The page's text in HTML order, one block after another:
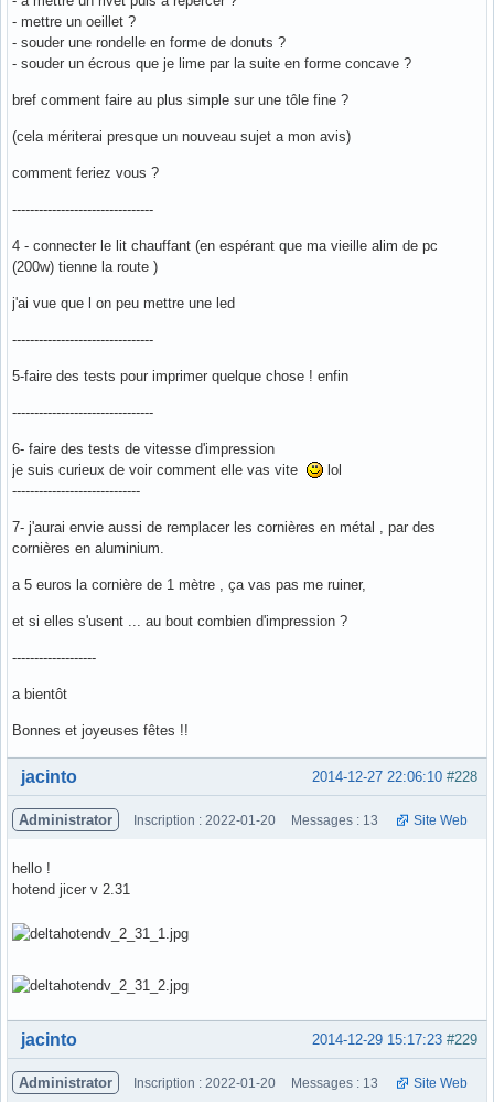
- mettre un oeillet ?
- souder une rondelle en forme de donuts ?
- souder un écrous que je lime par la suite en forme concave ?
bref comment faire au plus simple sur une tôle fine ?
(cela mériterai presque un nouveau sujet a mon avis)
comment feriez vous ?
--------------------------------
4 - connecter le lit chauffant (en espérant que ma vieille alim de pc
(200w) tienne la route )
j'ai vue que l on peu mettre une led
--------------------------------
5-faire des tests pour imprimer quelque chose ! enfin
--------------------------------
6- faire des tests de vitesse d'impression
je suis curieux de voir comment elle vas vite
lol
-----------------------------
7- j'aurai envie aussi de remplacer les cornières en métal , par des
cornières en aluminium.
a 5 euros la cornière de 1 mètre , ça vas pas me ruiner,
et si elles s'usent ... au bout combien d'impression ?
-------------------
a bientôt
Bonnes et joyeuses fêtes !!
Hors ligne #228
2014-12-27 22:06:10
jacinto
Administrator Inscription : 2022-01-20 Messages : 13 Site Web
hello !
hotend jicer v 2.31
Hors ligne #229
2014-12-29 15:17:23
jacinto
Administrator Inscription : 2022-01-20 Messages : 13 Site Web